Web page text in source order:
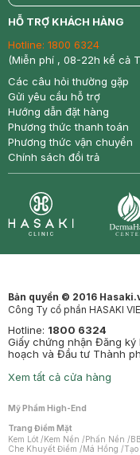
return
HỖ TRỢ KHÁCH HÀNG
Hotline: 1800 6324
(Miễn phí , 08-22h kể cả
Các câu hỏi thường gặp
Gửi yêu cầu hỗ trợ
Hướng dẫn đặt hàng
Phương thức thanh toán
Phương thức vận chuyển
Chính sách đổi trả
Bản quyền © 2016
Công Ty cổ phần HASAKI
Hotline: 1800 6324
Giấy chứng nhận Đăng ký
hoạch và Đầu tư Thành
Xem tất cả cửa hàng
Mỹ Phẩm High-End
Trang Điểm Mặt
Kem Lót /Kem Nền /Phấn Nền /
Che Khuyết Điểm /Má Hồng /